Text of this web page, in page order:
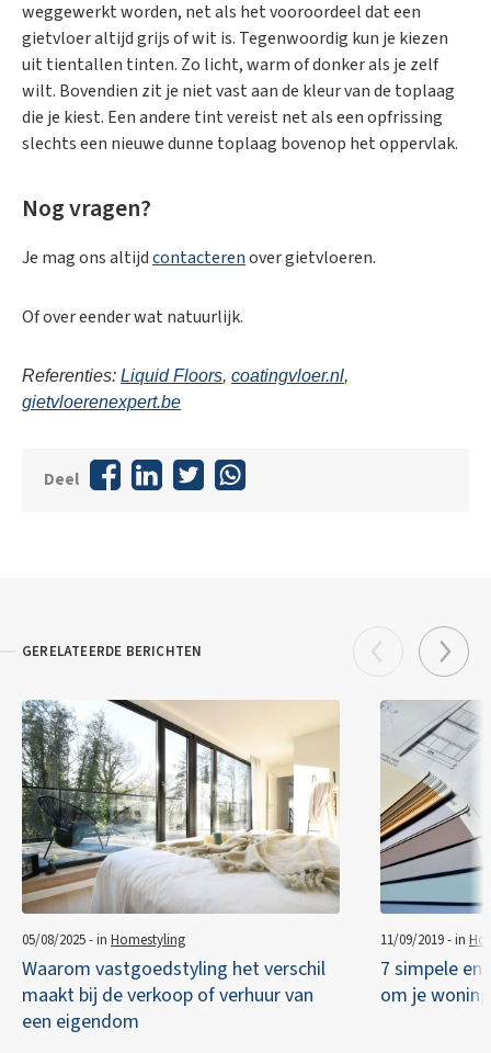
weggewerkt worden, net als het vooroordeel dat een
gietvloer altijd grijs of wit is. Tegenwoordig kun je kiezen
uit tientallen tinten. Zo licht, warm of donker als je zelf
wilt. Bovendien zit je niet vast aan de kleur van de toplaag
die je kiest. Een andere tint vereist net als een opfrissing
slechts een nieuwe dunne toplaag bovenop het oppervlak.
Nog vragen?
Je mag ons altijdcontacterenover gietvloeren.
Of over eender wat natuurlijk.
Referenties: Liquid Floors, coatingvloer.nl,
gietvloerenexpert.be
Deel
GERELATEERDE BERICHTEN
05/08/2025 - in Homestyling
Waarom vastgoedstyling het verschil
maakt bij de verkoop of verhuur van
een eigendom
11/09/2019 - in
7 simpele en
om je